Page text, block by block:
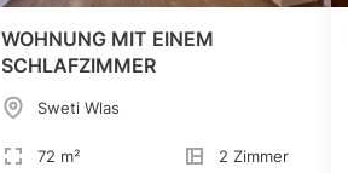
WOHNUNG MIT EINEM
SCHLAFZIMMER
Sweti Wlas
72 m² 2 Zimmer